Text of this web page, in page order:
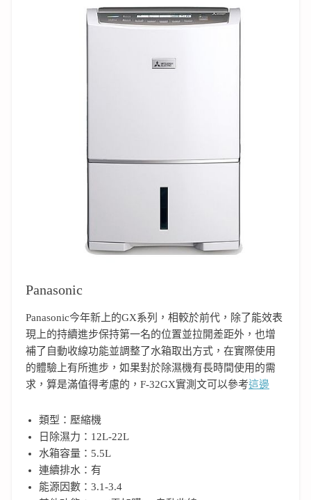
Panasonic
Panasonic今年新上的GX系列，相較於前代，除了能效表
現上的持續進步保持第一名的位置並拉開差距外，也增
補了自動收線功能並調整了水箱取出方式，在實際使用
的體驗上有所進步，如果對於除濕機有長時間使用的需
求，算是滿值得考慮的，F-32GX實測文可以參考這邊
類型：壓縮機
日除濕力：12L-22L
水箱容量：5.5L
連續排水：有
能源因數：3.1-3.4